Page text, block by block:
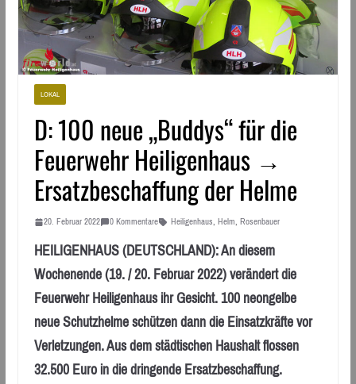
LOKAL
D: 100 neue „Buddys“ für die
Feuerwehr Heiligenhaus →
Ersatzbeschaffung der Helme
20. Februar 2022 0 Kommentare Heiligenhaus, Helm, Rosenbauer
HEILIGENHAUS (DEUTSCHLAND): An diesem
Wochenende (19. / 20. Februar 2022) verändert die
Feuerwehr Heiligenhaus ihr Gesicht. 100 neongelbe
neue Schutzhelme schützen dann die Einsatzkräfte vor
Verletzungen. Aus dem städtischen Haushalt flossen
32.500 Euro in die dringende Ersatzbeschaffung.